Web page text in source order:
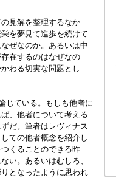
見解を整理するなか
を夢見て進歩を続けて
ぜなのか。あるいは中
在するのはなぜなの
わる切実な問題とし
じている。もしも他者に
、他者について考える
だ。筆者はレヴィナス
ての他者概念を紹介し
くることのできる昨
い。あるいはむしろ、
となったように思われ